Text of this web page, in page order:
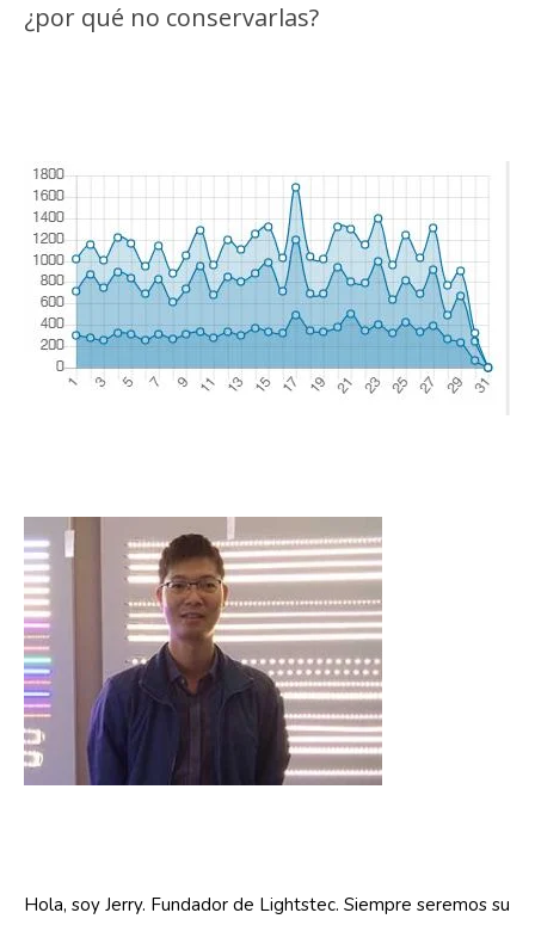
¿por qué no conservarlas?
Hola, soy Jerry. Fundador de Lightstec. Siempre seremos su